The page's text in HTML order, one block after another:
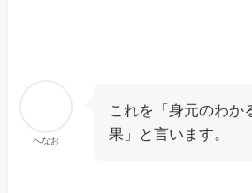
へなお
これを「身元のわか
果」と言います。